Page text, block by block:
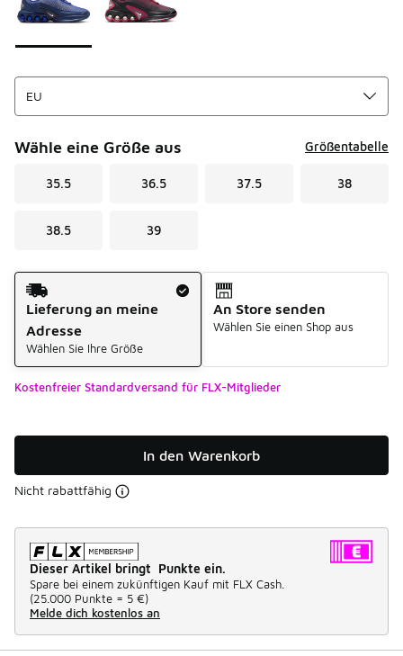
Wähle eine Größe aus Größentabelle
35.5 36.5 37.5 38
38.5 39
Versandart
Lieferung an meine
Adresse
Wählen Sie Ihre Größe
An Store senden
Wählen Sie einen Shop aus
Kostenfreier Standardversand für FLX-Mitglieder
In den Warenkorb
Nicht rabattfähig
Dieser Artikel bringt Punkte ein.
Spare bei einem zukünftigen Kauf mit FLX Cash.
(25.000 Punkte = 5 €)
Melde dich kostenlos an